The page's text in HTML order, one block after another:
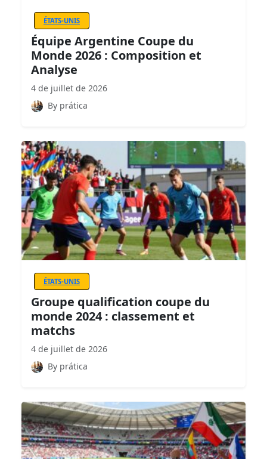
ÉTATS-UNIS
Équipe Argentine Coupe du
Monde 2026 : Composition et
Analyse
4 de juillet de 2026
By prática
ÉTATS-UNIS
Groupe qualification coupe du
monde 2024 : classement et
matchs
4 de juillet de 2026
By prática